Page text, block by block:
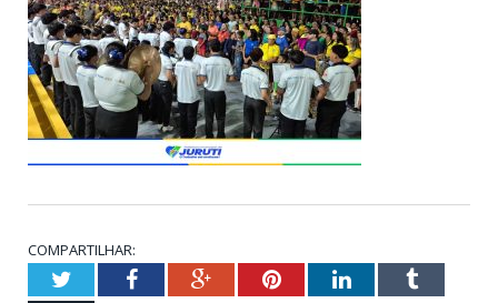
COMPARTILHAR:
TwitterFacebookGoogle+PinterestLinkedInTumblr